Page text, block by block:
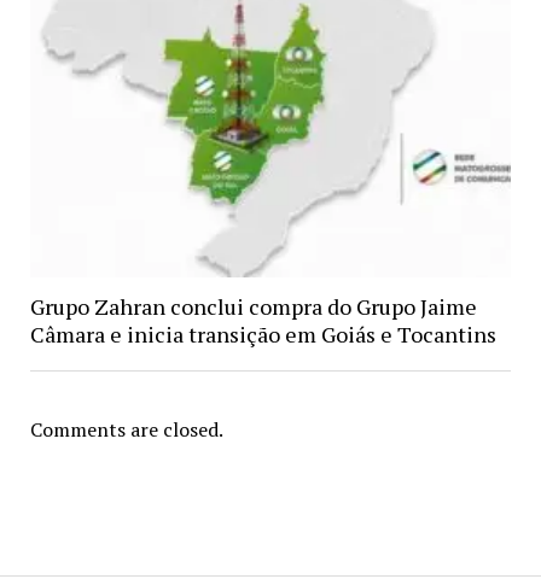
Grupo Zahran conclui compra do Grupo Jaime
Câmara e inicia transição em Goiás e Tocantins
Comments are closed.